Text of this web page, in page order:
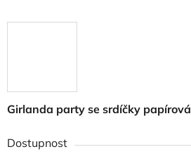
Girlanda party se srdíčky papírová
Dostupnost